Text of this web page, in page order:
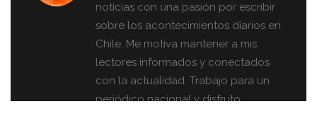
noticias con una pasión por escribir
sobre los acontecimientos diarios en
Chile. Me motiva mantener a mis
lectores informados y conectados
con la actualidad. Trabajo para un
periódico nacional y disfruto